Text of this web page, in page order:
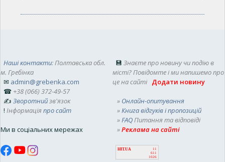
Наші контакти: Полтавська обл.
м. Гребінка
✉ admin@grebenka.com
☎ +38 (066) 372-49-57
✍ Зворотнийзв'язок
! Інформаціяпро сайт
Ми в соціальних мережах
💾 Знаєте про новину чи подію в
місті? Повідомте і ми напишемо про
це на сайті Додати новину
» Онлайн-опитування
»Книга відгуків і пропозицій
»FAQПитання та відповіді
»Реклама на сайті
HIT.UA
11
611
1026